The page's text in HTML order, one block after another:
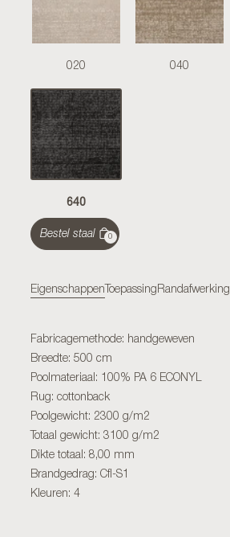
020 040
640
Bestel staal 0
Eigenschappen Toepassing Randafwerking
Fabricagemethode: handgeweven
Breedte: 500 cm
Poolmateriaal: 100% PA 6 ECONYL
Rug: cottonback
Poolgewicht: 2300 g/m2
Totaal gewicht: 3100 g/m2
Dikte totaal: 8,00 mm
Brandgedrag: Cfl-S1
Kleuren: 4